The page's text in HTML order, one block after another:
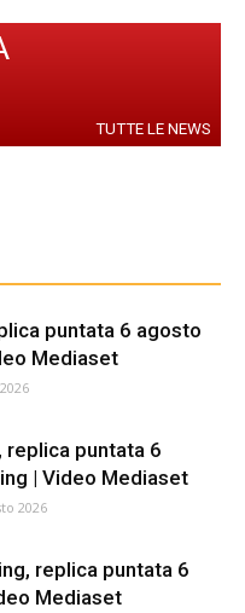
TUTTE LE NEWS
puntata 6 agosto
Mediaset
puntata 6
| Video Mediaset
2026
replica puntata 6
Mediaset